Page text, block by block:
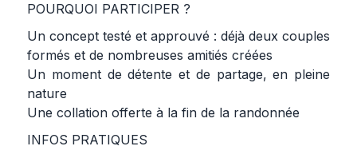
POURQUOI PARTICIPER ?
Un concept testé et approuvé : déjà deux couples
formés et de nombreuses amitiés créées
Un moment de détente et de partage, en pleine
nature
Une collation offerte à la fin de la randonnée
INFOS PRATIQUES